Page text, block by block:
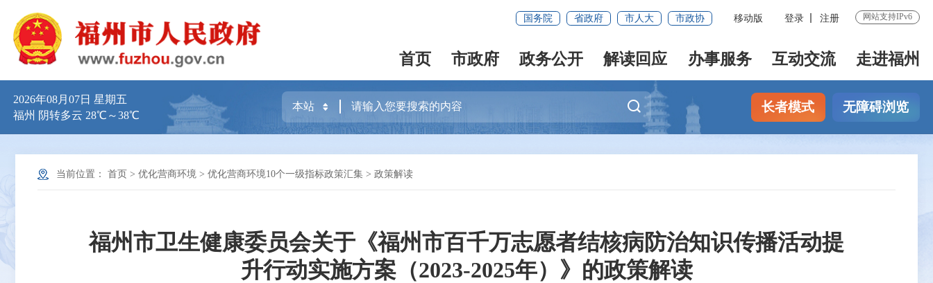
国务院 省政府 市人大 市政协 移动版 登录 注册 网站支持IPv6
首页 市政府 政务公开 解读回应 办事服务 互动交流 走进福州
2026年08月07日 星期五
福州 阴转多云 28℃～38℃
长者模式 无障碍浏览
当前位置： 首页 > 优化营商环境 > 优化营商环境10个一级指标政策汇集 > 政策解读
福州市卫生健康委员会关于《福州市百千万志愿者结核病防治知识传播活动提
升行动实施方案（2023-2025年）》的政策解读